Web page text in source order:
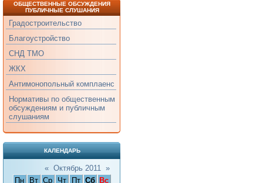
ОБЩЕСТВЕННЫЕ ОБСУЖДЕНИЯ
ПУБЛИЧНЫЕ СЛУШАНИЯ
Градостроительство
Благоустройство
СНД ТМО
ЖКХ
Антимонопольный комплаенс
Нормативы по общественным
обсуждениям и публичным
слушаниям
КАЛЕНДАРЬ
« Октябрь 2011 »
Пн
Вт Ср Чт Пт Сб
Вс